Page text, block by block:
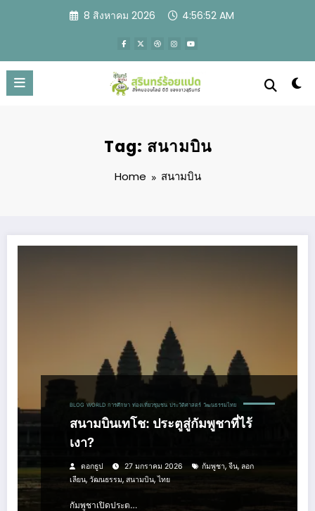
8 สิงหาคม 2026 4:56:53 AM
Tag: สนามบิน
Home สนามบิน
BLOG WORLD การศึกษา ท่องเที่ยวชุมชน ประวัติศาสตร์ วัฒนธรรมไทย
สนามบินเทโช: ประตูสู่กัมพูชาที่ไร้
เงา?
ดอกธูป 27 มกราคม 2026 กัมพูชา, จีน, ลอก
เลียน, วัฒนธรรม, สนามบิน,ไทย
กัมพูชาเปิดประต…